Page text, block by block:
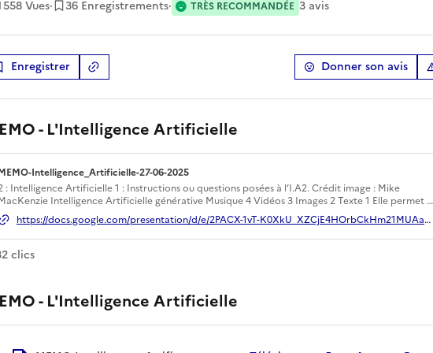
558Vues· 36 Enregistrements· TRÈS RECOMMANDÉE 3avis
Enregistrer Copier le lien Donner son avis
- L'Intelligence Artificielle
Intelligence_Artificielle-27-06-2025
dans un nouvel onglet
: Intelligence Artificielle 1 : Instructions ou questions posées à l’I.A2. Crédit image : Mike
Intelligence Artificielle générative Musique 4 Vidéos 3 Images 2 Texte 1 Elle permet à
travers d’outils (Sites web et applications) de générer différents types de contenus. Ces
sont...
https://docs.google.com/presentation/d/e/2PACX-1vT-K0XkU_XZCjE4HOrbCkHm21MUAaavoxs6jGwH3mdVkn0nxiUu0JVrJ2e2IQxNAQHwBS3XEX4CBeVJ/pub?start=false&loop=false&delayms=3000
clics
ce lien
- L'Intelligence Artificielle